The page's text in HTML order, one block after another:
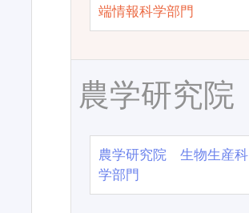
端情報科学部門
農学研究院
農学研究院 生物生産科
学部門